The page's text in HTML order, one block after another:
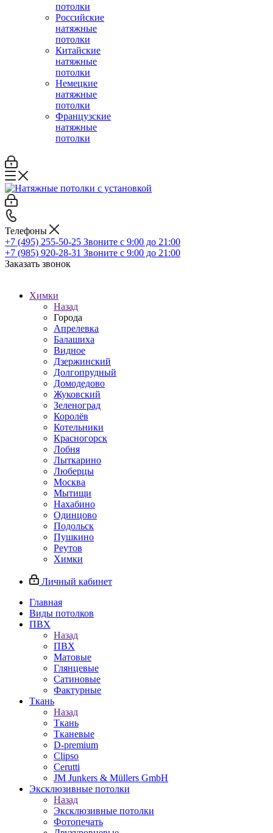
потолки
Российские
натяжные
потолки
Китайские
натяжные
потолки
Немецкие
натяжные
потолки
Французские
натяжные
потолки
Телефоны
+7 (495) 255-50-25 Звоните с 9:00 до 21:00
+7 (985) 920-28-31 Звоните с 9:00 до 21:00
Заказать звонок
Химки
Назад
Города
Апрелевка
Балашиха
Видное
Дзержинский
Долгопрудный
Домодедово
Жуковский
Зеленоград
Королёв
Котельники
Красногорск
Лобня
Лыткарино
Люберцы
Москва
Мытищи
Нахабино
Одинцово
Подольск
Пушкино
Реутов
Химки
Личный кабинет
Главная
Виды потолков
ПВХ
Назад
ПВХ
Матовые
Глянцевые
Сатиновые
Фактурные
Ткань
Назад
Ткань
Тканевые
D-premium
Clipso
Cerutti
JM Junkers & Müllers GmbH
Эксклюзивные потолки
Назад
Эксклюзивные потолки
Фотопечать